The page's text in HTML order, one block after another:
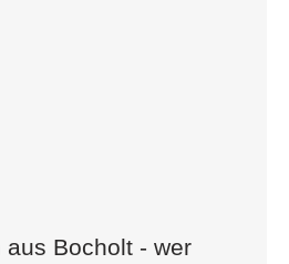
Bocholt - wer